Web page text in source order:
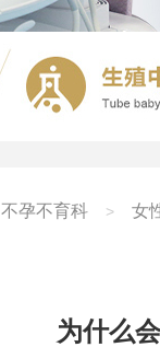
不孕不育科 > 女
为什么